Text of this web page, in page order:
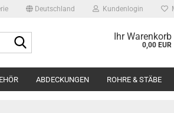
Deutschland Kundenlogin
Ihr Warenkorb
0,00 EUR
ABDECKUNGEN ROHRE & STÄBE